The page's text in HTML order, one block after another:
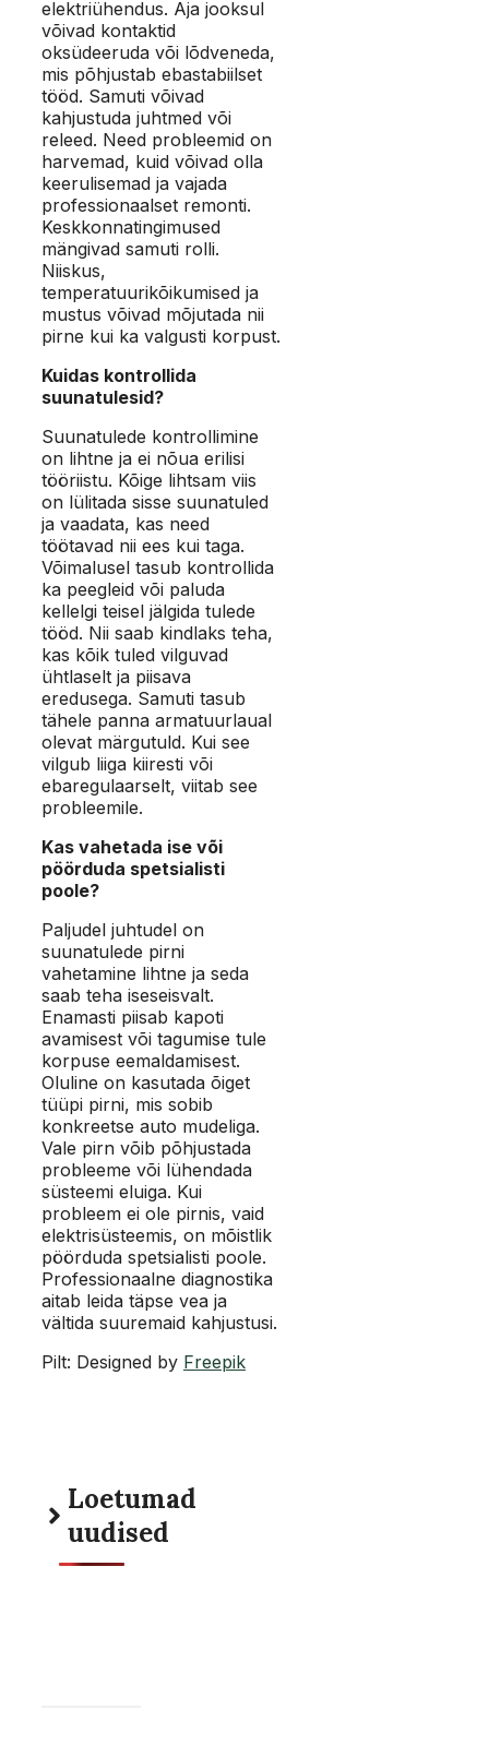
elektriühendus. Aja jooksul
võivad kontaktid
oksüdeeruda või lõdveneda,
mis põhjustab ebastabiilset
tööd. Samuti võivad
kahjustuda juhtmed või
releed. Need probleemid on
harvemad, kuid võivad olla
keerulisemad ja vajada
professionaalset remonti.
Keskkonnatingimused
mängivad samuti rolli.
Niiskus,
temperatuurikõikumised ja
mustus võivad mõjutada nii
pirne kui ka valgusti korpust.
Kuidas kontrollida
suunatulesid?
Suunatulede kontrollimine
on lihtne ja ei nõua erilisi
tööriistu. Kõige lihtsam viis
on lülitada sisse suunatuled
ja vaadata, kas need
töötavad nii ees kui taga.
Võimalusel tasub kontrollida
ka peegleid või paluda
kellelgi teisel jälgida tulede
tööd. Nii saab kindlaks teha,
kas kõik tuled vilguvad
ühtlaselt ja piisava
eredusega. Samuti tasub
tähele panna armatuurlaual
olevat märgutuld. Kui see
vilgub liiga kiiresti või
ebaregulaarselt, viitab see
probleemile.
Kas vahetada ise või
pöörduda spetsialisti
poole?
Paljudel juhtudel on
suunatulede pirni
vahetamine lihtne ja seda
saab teha iseseisvalt.
Enamasti piisab kapoti
avamisest või tagumise tule
korpuse eemaldamisest.
Oluline on kasutada õiget
tüüpi pirni, mis sobib
konkreetse auto mudeliga.
Vale pirn võib põhjustada
probleeme või lühendada
süsteemi eluiga. Kui
probleem ei ole pirnis, vaid
elektrisüsteemis, on mõistlik
pöörduda spetsialisti poole.
Professionaalne diagnostika
aitab leida täpse vea ja
vältida suuremaid kahjustusi.
Pilt: Designed by Freepik
Loetumad
uudised